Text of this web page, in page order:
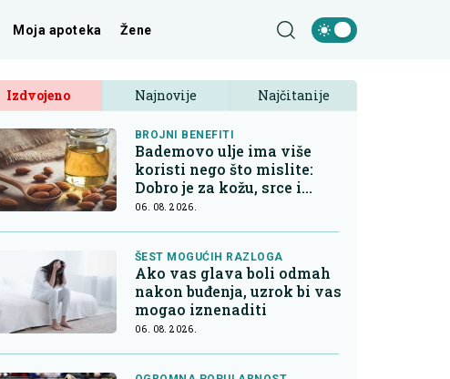
Moja apoteka Žene
Izdvojeno Najnovije Najčitanije
BROJNI BENEFITI
Bademovo ulje ima više
koristi nego što mislite:
Dobro je za kožu, srce i
kontrolu apetita
06. 08. 2026.
ŠEST MOGUĆIH RAZLOGA
Ako vas glava boli odmah
nakon buđenja, uzrok bi vas
mogao iznenaditi
06. 08. 2026.